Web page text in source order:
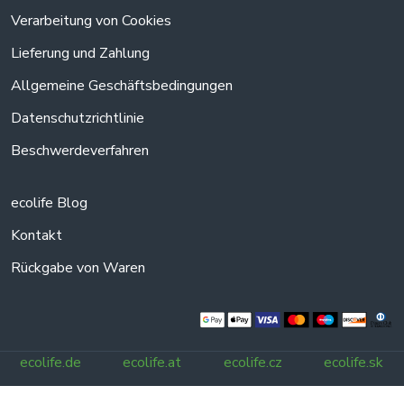
Verarbeitung von Cookies
Lieferung und Zahlung
Allgemeine Geschäftsbedingungen
Datenschutzrichtlinie
Beschwerdeverfahren
ecolife Blog
Kontakt
Rückgabe von Waren
ecolife.de ecolife.at ecolife.cz ecolife.sk